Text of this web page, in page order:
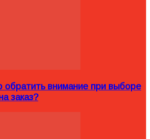
обратить внимание при выборе
заказ?